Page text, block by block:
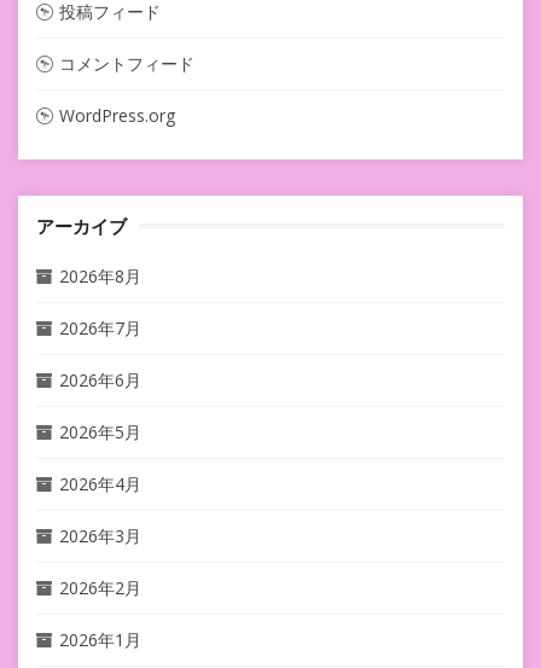
投稿フィード
コメントフィード
WordPress.org
アーカイブ
2026年8月
2026年7月
2026年6月
2026年5月
2026年4月
2026年3月
2026年2月
2026年1月